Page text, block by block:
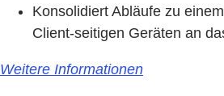
Konsolidiert Abläufe zu
Client-seitigen Geräten an
Weitere Informationen